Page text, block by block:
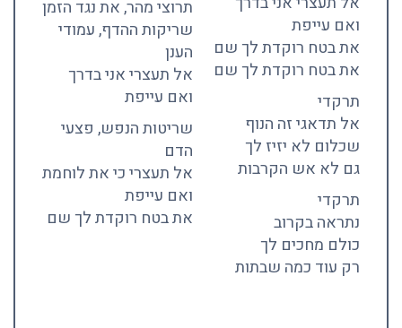
ואם עייפת
את בטח רוקדת לך שם
את בטח רוקדת לך שם
תרקדי
אל תדאגי זה הנוף
שכלום לא יזיז לך
גם לא אש הקרבות
תרקדי
נתראה בקרוב
כולם מחכים לך
רק עוד כמה שבתות
תרוצי מהר, את נגד הזמן
שריקות ההדף, עמודי
הענן
אל תעצרי אני בדרך
ואם עייפת
שריטות הנפש, פצעי
הדם
אל תעצרי כי את לוחמת
ואם עייפת
את בטח רוקדת לך שם